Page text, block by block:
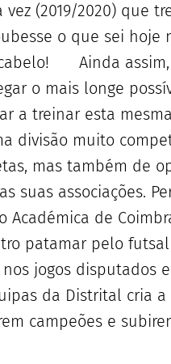
(2019/2020) que
o que sei
😊 Ainda
o mais longe
a treinar esta
divisão muito
mas também de
suas associações.
Académica de
patamar pelo
jogos disputados
da Distrital cria
campeões e